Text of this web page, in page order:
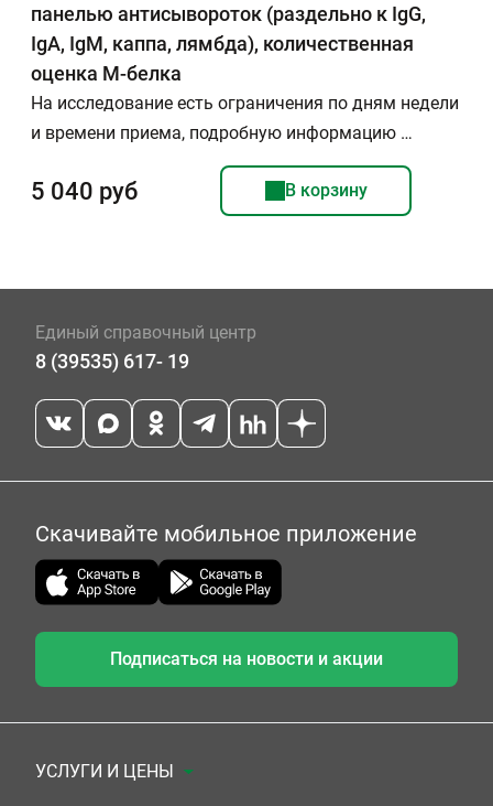
панелью антисывороток (раздельно к IgG,
IgA, IgM, каппа, лямбда), количественная
оценка М-белка
На исследование есть ограничения по дням недели
и времени приема, подробную информацию …
5 040 руб В корзину
Единый справочный центр
8 (39535) 617- 19
Скачивайте мобильное приложение
Подписаться на новости и акции
УСЛУГИ И ЦЕНЫ